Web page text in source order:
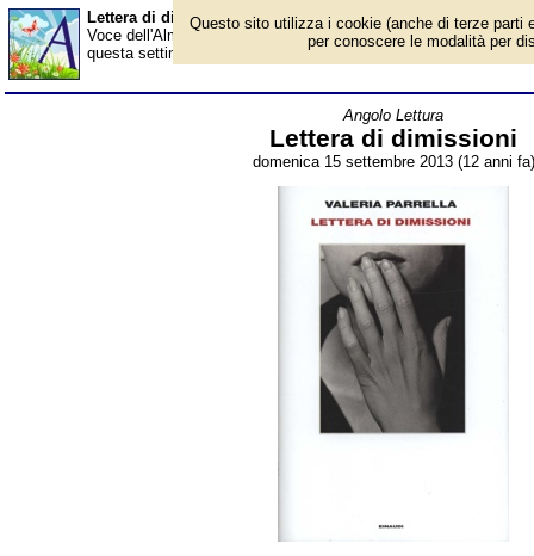
Lettera di dimissioni - Almanacco
Voce dell'Almanacco del 15 settembre, per la rubrica 'Angolo
questa settimana la lettura del libro "Lettera di dimissioni",
Angolo Lettura
Lettera di dimissioni
domenica 15 settembre 2013 (12 anni fa)
Questo sito utilizza i cookie (anche di terze parti
per conoscere le modalità per